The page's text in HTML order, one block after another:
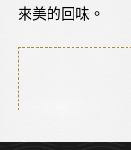
來美的回味。